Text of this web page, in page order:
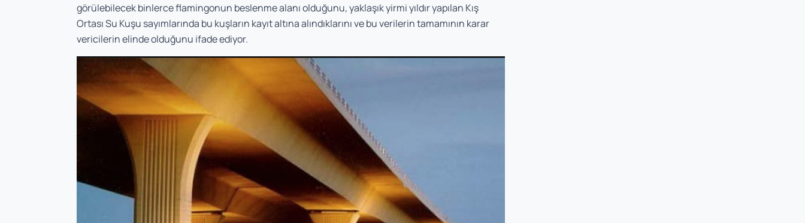
görülebilecek binlerce flamingonun beslenme alanı olduğunu, yaklaşık yirmi yıldır yapılan Kış
Ortası Su Kuşu sayımlarında bu kuşların kayıt altına alındıklarını ve bu verilerin tamamının karar
vericilerin elinde olduğunu ifade ediyor.